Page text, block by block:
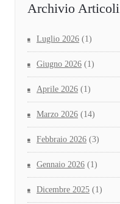
Archivio Articoli
Luglio 2026 (1)
Giugno 2026 (1)
Aprile 2026 (1)
Marzo 2026 (14)
Febbraio 2026 (3)
Gennaio 2026 (1)
Dicembre 2025 (1)